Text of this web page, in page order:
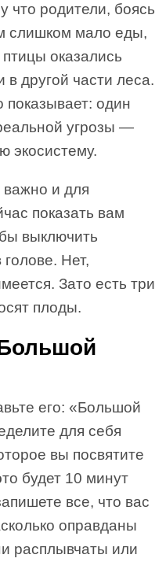
что родители, боясь
слишком мало еды,
оказались
в другой части леса.
показывает: один
угрозы —
экосистему.
и для
показать вам
выключить
голове. Нет,
Зато есть три
плоды.
его: «Большой
для себя
вы посвятите
будет 10 минут
все, что вас
оправданы
расплывчаты или